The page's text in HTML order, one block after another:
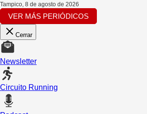
Tampico, 8 de agosto de 2026
VER MÁS PERIÓDICOS
Cerrar
Newsletter
Circuito Running